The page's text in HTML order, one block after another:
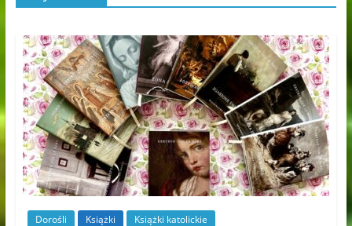
Dorośli Książki Książki katolickie